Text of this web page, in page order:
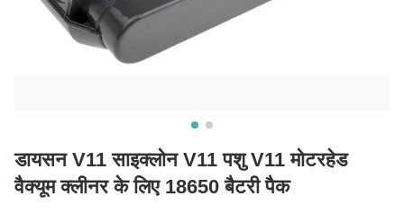
डायसन V11 साइक्लोन V11 पशु V11 मोटरहेड
वैक्यूम क्लीनर के लिए 18650 बैटरी पैक